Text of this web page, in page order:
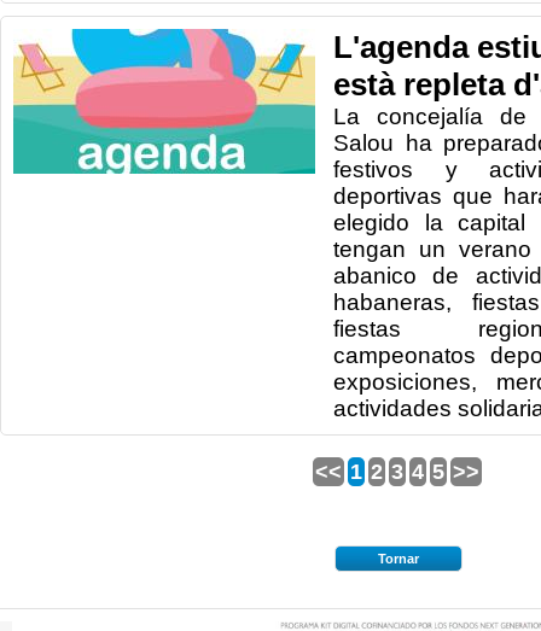
L'agenda
està repleta
La concejalía
Salou ha
festivos y
deportivas que
elegido la capital
tengan un
abanico de
habaneras,
fiestas
campeonatos
exposiciones,
actividades
<< 1 2 3 4 5 >>
Tornar